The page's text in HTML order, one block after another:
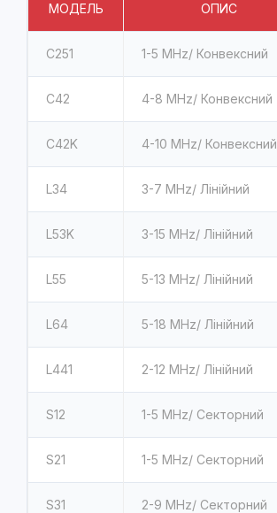
МОДЕЛЬ ОПИС
C251 1-5 MHz/ Конвексний
C42 4-8 MHz/ Конвексний
C42K 4-10 MHz/ Конвексний
L34 3-7 MHz/ Лінійний
L53K 3-15 MHz/ Лінійний
L55 5-13 MHz/ Лінійний
L64 5-18 MHz/ Лінійний
L441 2-12 MHz/ Лінійний
S12 1-5 MHz/ Секторний
S21 1-5 MHz/ Секторний
S31 2-9 MHz/ Секторний